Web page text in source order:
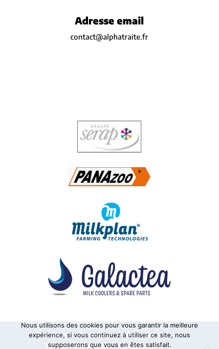
Adresse email
contact@alphatraite.fr
Alphatraite Tanks à lait
Matériel de traite
Tanks à usage vinicole
Pasteurisateurs
Nous utilisons des cookies pour vous garantir la meilleure
expérience, si vous continuez à utiliser ce site, nous
supposerons que vous en êtes satisfait.